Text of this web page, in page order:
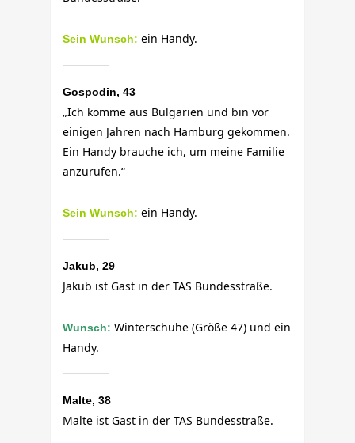
Sein Wunsch: ein Handy.
Gospodin, 43
„Ich komme aus Bulgarien und bin vor
einigen Jahren nach Hamburg gekommen.
Ein Handy brauche ich, um meine Familie
anzurufen.“
Sein Wunsch: ein Handy.
Jakub, 29
Jakub ist Gast in der TAS Bundesstraße.
Wunsch: Winterschuhe (Größe 47) und ein
Handy.
Malte, 38
Malte ist Gast in der TAS Bundesstraße.